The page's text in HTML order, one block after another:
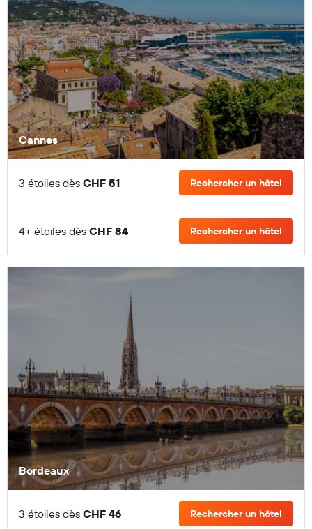
Cannes
3 étoiles dès CHF 51 Rechercher un hôtel
4+ étoiles dès CHF 84 Rechercher un hôtel
Bordeaux
3 étoiles dès CHF 46 Rechercher un hôtel